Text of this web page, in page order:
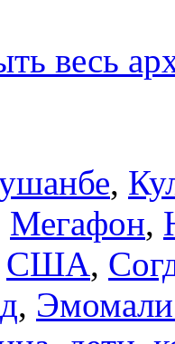
весь
,
Мегафон,
США,
,